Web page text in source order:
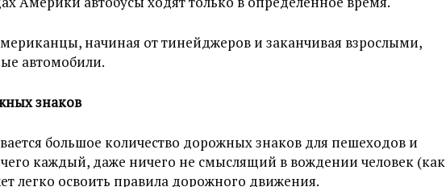
начиная от тинейджеров и заканчивая взрослыми,
автомобили.
знаков
большое количество дорожных знаков для пешеходов и
чего каждый, даже ничего не смыслящий в вождении человек (как
легко освоить правила дорожного движения.